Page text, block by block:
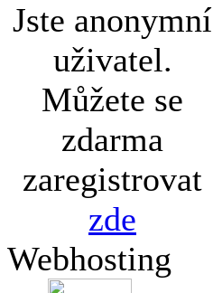
Jste anonymní
uživatel.
Můžete se
zdarma
zaregistrovat
zde
Webhosting